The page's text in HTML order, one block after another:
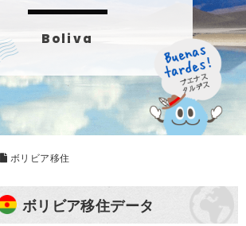
Boliva
ボリビア移住
ボリビア移住データ